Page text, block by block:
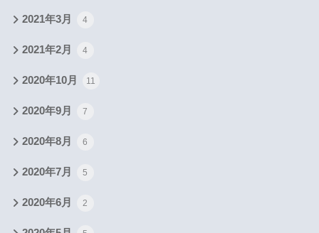
2021年3月 4
2021年2月 4
2020年10月 11
2020年9月 7
2020年8月 6
2020年7月 5
2020年6月 2